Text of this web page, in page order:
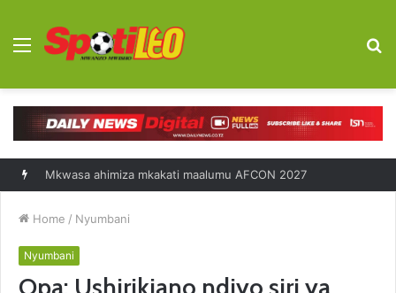
Menu
Home / Nyumbani
Nyumbani
Opa: Ushirikiano ndiyo siri ya